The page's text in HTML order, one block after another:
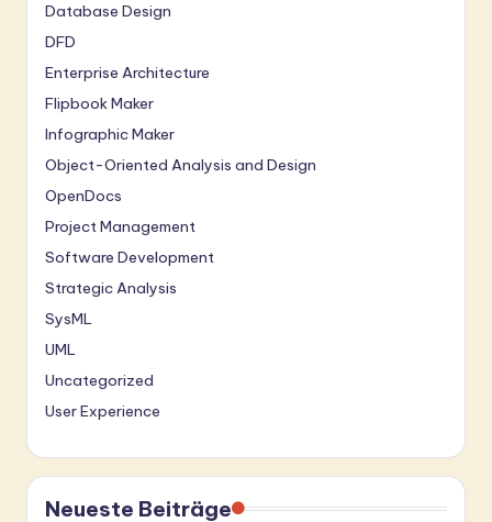
Database Design
DFD
Enterprise Architecture
Flipbook Maker
Infographic Maker
Object-Oriented Analysis and Design
OpenDocs
Project Management
Software Development
Strategic Analysis
SysML
UML
Uncategorized
User Experience
Neueste Beiträge